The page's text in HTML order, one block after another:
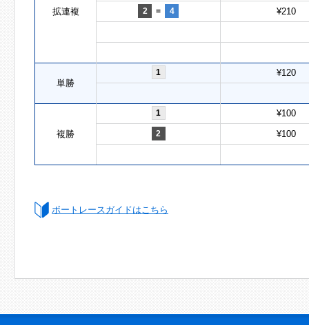
拡連複 2 = 4 ¥210
単勝
1 ¥120
複勝
1 ¥100
2 ¥100
ボートレースガイドはこちら